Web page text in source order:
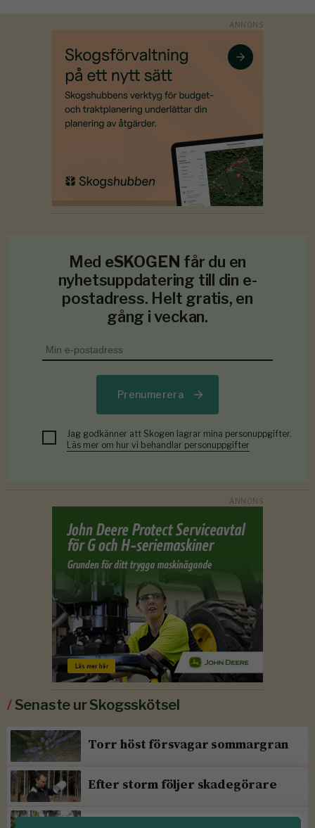
Med eSKOGEN får du en
nyhetsuppdatering till din e-
postadress. Helt gratis, en
gång i veckan.
Prenumerera
Jag godkänner att Skogen lagrar mina personuppgifter.
Läs mer om hur vi behandlar personuppgifter
/Senaste ur Skogsskötsel
Torr höst försvagar sommargran
Efter storm följer skadegörare